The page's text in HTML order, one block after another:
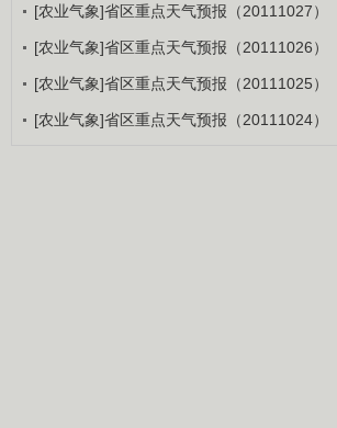
[农业气象]省区重点天气预报（20111027）
[农业气象]省区重点天气预报（20111026）
[农业气象]省区重点天气预报（20111025）
[农业气象]省区重点天气预报（20111024）